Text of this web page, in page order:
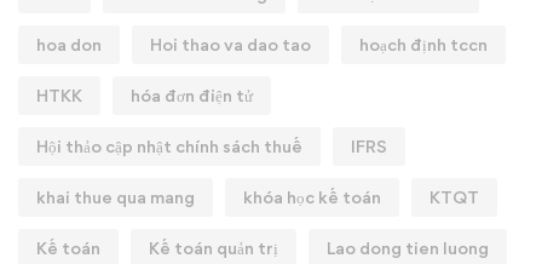
hoa don Hoi thao va dao tao hoạch định tccn
HTKK hóa đơn điện tử
Hội thảo cập nhật chính sách thuế IFRS
khai thue qua mang khóa học kế toán KTQT
Kế toán Kế toán quản trị Lao dong tien luong